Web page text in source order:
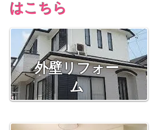
はこちら
​外壁リフォー
ム